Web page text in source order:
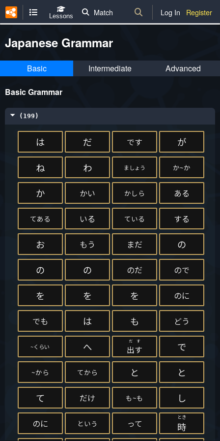
Lessons Match Log In Register
Japanese Grammar
Basic Intermediate Advanced
Basic Grammar
(199)
は だ です
が
ね
わ ましょう か~か
か かい かしら ある
てある いる ている する
お もう まだ
の
の
の のだ ので
を を を のに
でも は も どう
~くらい へ 出す
だす で
~から てから と
と
て
だけ も~も し
のに という って 時
とき